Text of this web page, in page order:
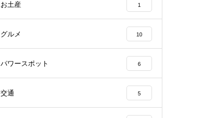
お土産 1
グルメ 10
パワースポット 6
交通 5